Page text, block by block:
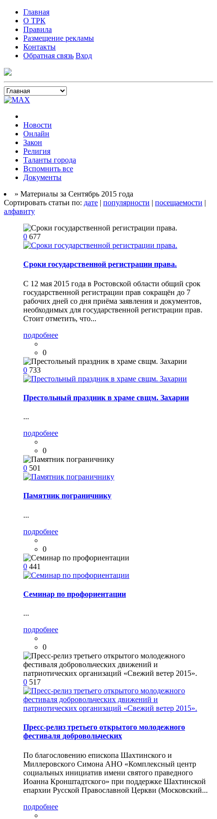
Главная
О ТРК
Правила
Размещение рекламы
Контакты
Обратная связь Вход
Новости
Онлайн
Закон
Религия
Таланты города
Вспомнить все
Документы
» Материалы за Сентябрь 2015 года
Сортировать статьи по: дате | популярности | посещаемости |
алфавиту
0 677
Сроки государственной регистрации права.
С 12 мая 2015 года в Ростовской области общий срок
государственной регистрации прав сокращён до 7
рабочих дней со дня приёма заявления и документов,
необходимых для государственной регистрации прав.
Стоит отметить, что...
подробнее
0
0 733
Престольный праздник в храме свщм. Захарии
...
подробнее
0
0 501
Памятник пограничнику
...
подробнее
0
0 441
Семинар по профориентации
...
подробнее
0
0 517
Пресс-релиз третьего открытого молодежного
фестиваля добровольческих
По благословению епископа Шахтинского и
Миллеровского Симона АНО «Комплексный центр
социальных инициатив имени святого праведного
Иоанна Кронштадтского» при поддержке Шахтинской
епархии Русской Православной Церкви (Московский...
подробнее